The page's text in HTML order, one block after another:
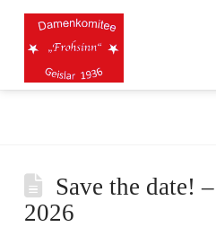
Save the date!
2026